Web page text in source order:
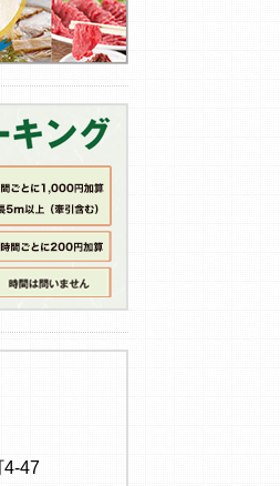
4-47